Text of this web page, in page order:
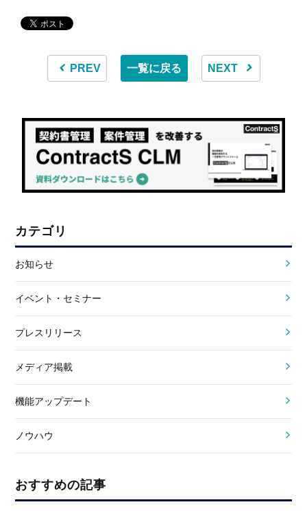
PREV 一覧に戻る NEXT
カテゴリ
お知らせ
イベント・セミナー
プレスリリース
メディア掲載
機能アップデート
ノウハウ
おすすめの記事